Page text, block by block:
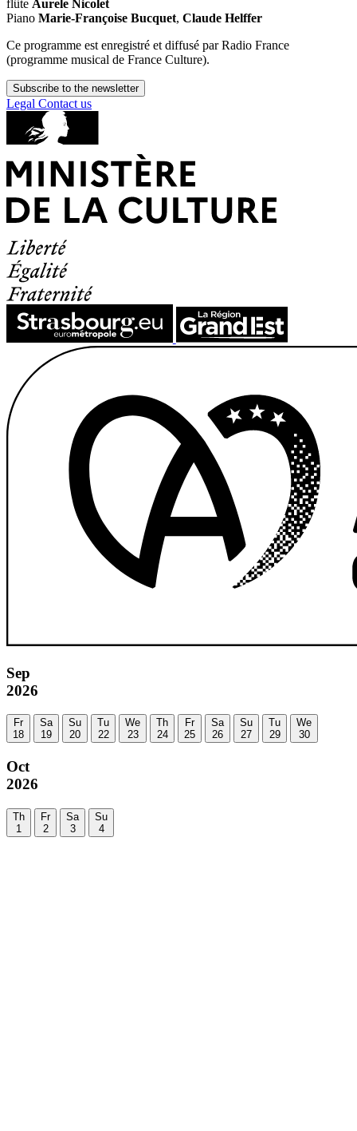
flûte Aurele Nicolet
Piano Marie-Françoise Bucquet, Claude Helffer
Ce programme est enregistré et diffusé par Radio France
(programme musical de France Culture).
Subscribe to the newsletter
Legal Contact us
Sep
2026
Fr
18
Sa
19
Su
20
Tu
22
We
23
Th
24
Fr
25
Sa
26
Su
27
Tu
29
We
30
Oct
2026
Th
1
Fr
2
Sa
3
Su
4